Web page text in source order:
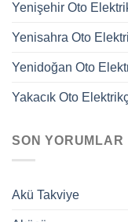
Yenişehir Oto
Yenisahra Oto
Yenidoğan Oto
Yakacık Oto
SON YORUMLAR
Akü Takviye